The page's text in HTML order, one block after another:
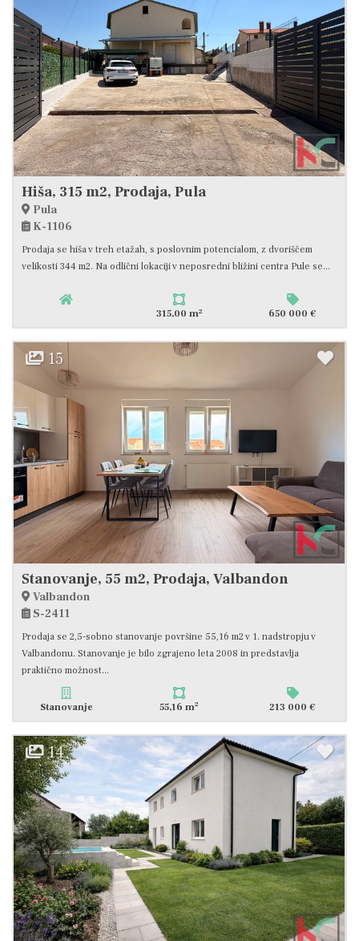
Hiša, 315 m2, Prodaja, Pula
Pula
K-1106
Prodaja se hiša v treh etažah, s poslovnim potencialom, z dvoriščem
velikosti 344 m2. Na odlični lokaciji v neposredni bližini centra Pule se...
315,00 m2 650 000 €
15
Stanovanje, 55 m2, Prodaja, Valbandon
Valbandon
S-2411
Prodaja se 2,5-sobno stanovanje površine 55,16 m2 v 1. nadstropju v
Valbandonu. Stanovanje je bilo zgrajeno leta 2008 in predstavlja
praktično možnost...
Stanovanje 55,16 m2 213 000 €
14